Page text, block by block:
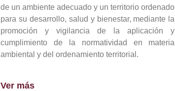
de un ambiente adecuado y un territorio ordenado
para su desarrollo, salud y bienestar, mediante la
promoción y vigilancia de la aplicación y
cumplimiento de la normatividad en materia
ambiental y del ordenamiento territorial.
Ver más